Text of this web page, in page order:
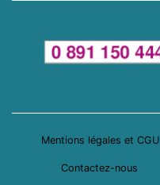
Mentions légales et CGU
Contactez-nous